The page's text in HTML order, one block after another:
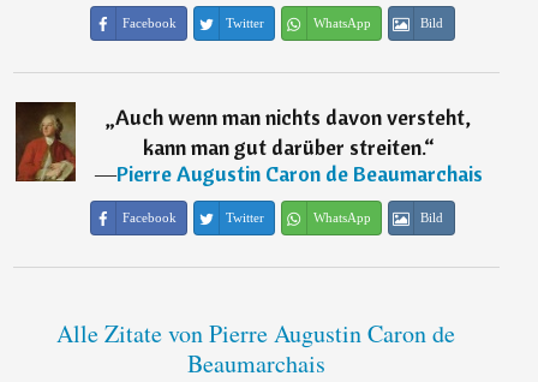
Facebook Twitter WhatsApp Bild
„Auch wenn man nichts davon versteht,
kann man gut darüber streiten.“
―Pierre Augustin Caron de Beaumarchais
Facebook Twitter WhatsApp Bild
Alle Zitate von Pierre Augustin Caron de
Beaumarchais